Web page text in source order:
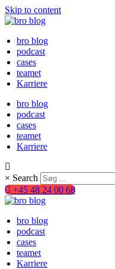
Skip to content
bro blog
podcast
cases
teamet
Karriere
bro blog
podcast
cases
teamet
Karriere
× Search
+45 48 24 00 68
bro blog
podcast
cases
teamet
Karriere